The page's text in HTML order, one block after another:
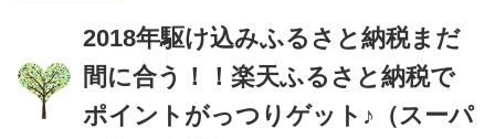
2018年駆け込みふるさと納税まだ
間に合う！！楽天ふるさと納税で
ポイントがっつりゲット♪（スーパ